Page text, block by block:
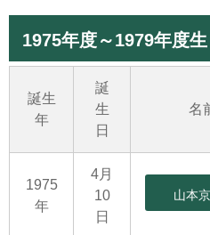
1975年度～1979年度
誕生
年
誕
生
日
名
1975
年
4月
10
日
山本